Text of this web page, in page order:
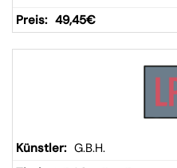
49,45€
G.B.H.